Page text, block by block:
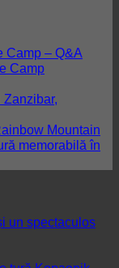
Camp – Q&A
Camp
Mountain
memorabilă în
un spectaculos